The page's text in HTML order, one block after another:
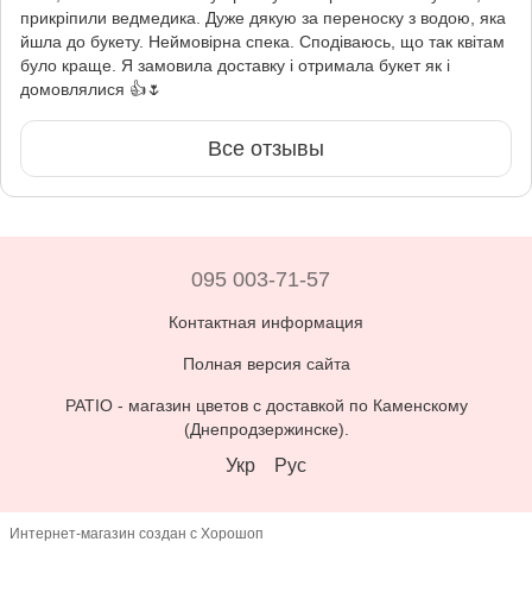
прикріпили ведмедика. Дуже дякую за переноску з водою, яка
йшла до букету. Неймовірна спека. Сподіваюсь, що так квітам
було краще. Я замовила доставку і отримала букет як і
домовлялися 👍🌷
Все отзывы
095 003-71-57
Контактная информация
Полная версия сайта
PATIO - магазин цветов с доставкой по Каменскому
(Днепродзержинске)
Укр Рус
Интернет-магазин создан с Хорошоп